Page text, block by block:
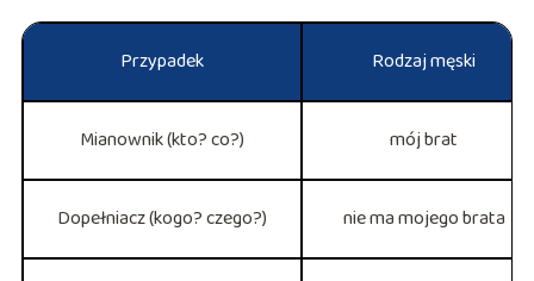
Przypadek Rodzaj męski
Mianownik (kto? co?) mój brat
Dopełniacz (kogo? czego?) nie ma mojego brata